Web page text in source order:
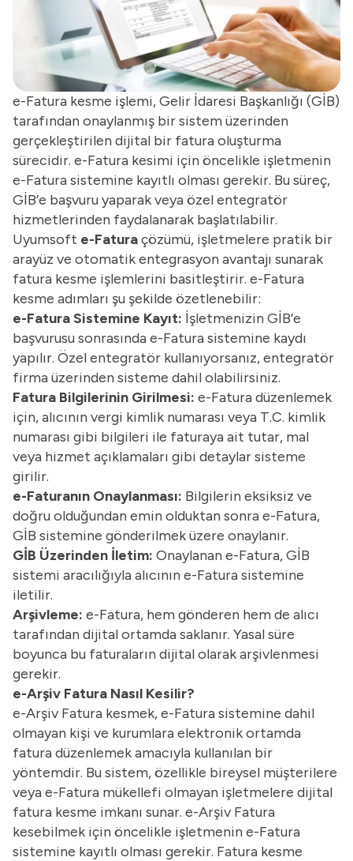
e-Fatura kesme işlemi, Gelir İdaresi Başkanlığı (GİB)
tarafından onaylanmış bir sistem üzerinden
gerçekleştirilen dijital bir fatura oluşturma
sürecidir. e-Fatura kesimi için öncelikle işletmenin
e-Fatura sistemine kayıtlı olması gerekir. Bu süreç,
GİB’e başvuru yaparak veya özel entegratör
hizmetlerinden faydalanarak başlatılabilir.
Uyumsoft e-Faturaçözümü, işletmelere pratik bir
arayüz ve otomatik entegrasyon avantajı sunarak
fatura kesme işlemlerini basitleştirir. e-Fatura
kesme adımları şu şekilde özetlenebilir:
e-Fatura Sistemine Kayıt: İşletmenizin GİB’e
başvurusu sonrasında e-Fatura sistemine kaydı
yapılır. Özel entegratör kullanıyorsanız, entegratör
firma üzerinden sisteme dahil olabilirsiniz.
Fatura Bilgilerinin Girilmesi: e-Fatura düzenlemek
için, alıcının vergi kimlik numarası veya T.C. kimlik
numarası gibi bilgileri ile faturaya ait tutar, mal
veya hizmet açıklamaları gibi detaylar sisteme
girilir.
e-Faturanın Onaylanması: Bilgilerin eksiksiz ve
doğru olduğundan emin olduktan sonra e-Fatura,
GİB sistemine gönderilmek üzere onaylanır.
GİB Üzerinden İletim: Onaylanan e-Fatura, GİB
sistemi aracılığıyla alıcının e-Fatura sistemine
iletilir.
Arşivleme: e-Fatura, hem gönderen hem de alıcı
tarafından dijital ortamda saklanır. Yasal süre
boyunca bu faturaların dijital olarak arşivlenmesi
gerekir.
e-Arşiv Fatura Nasıl Kesilir?
e-Arşiv Fatura kesmek, e-Fatura sistemine dahil
olmayan kişi ve kurumlara elektronik ortamda
fatura düzenlemek amacıyla kullanılan bir
yöntemdir. Bu sistem, özellikle bireysel müşterilere
veya e-Fatura mükellefi olmayan işletmelere dijital
fatura kesme imkanı sunar. e-Arşiv Fatura
kesebilmek için öncelikle işletmenin e-Fatura
sistemine kayıtlı olması gerekir. Fatura kesme